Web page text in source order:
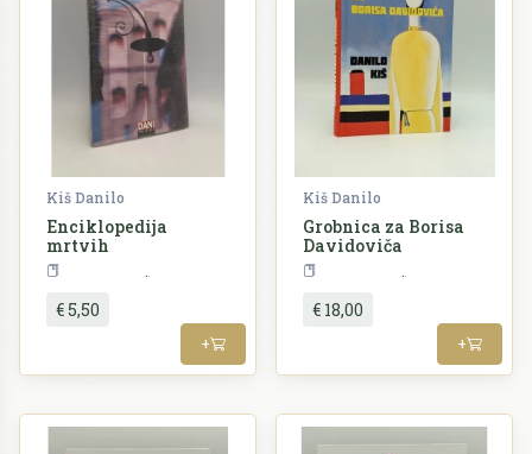
Kiš Danilo
Enciklopedija
mrtvih
€ 5,50
+
Kiš Danilo
Grobnica za Borisa
Davidoviča
€ 18,00
+